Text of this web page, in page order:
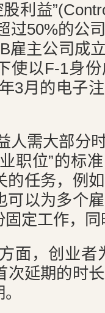
利益
过50%的公
雇主公司成
使以F-1身
3月的电子
人需大部分
职位”的标
的任务，例
可以为多个
定工作，
面，创业者
次延期的时